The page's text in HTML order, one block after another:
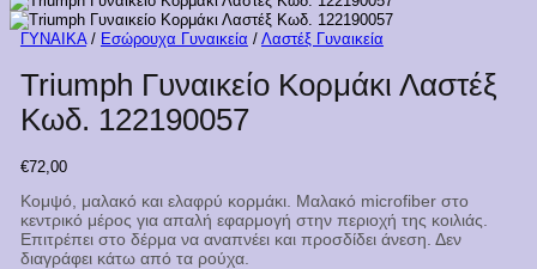
ΓΥΝΑΙΚΑ / Εσώρουχα Γυναικεία / Λαστέξ Γυναικεία
Triumph Γυναικείο Κορμάκι Λαστέξ
Κωδ. 122190057
€72,00
Kομψό, μαλακό και ελαφρύ κορμάκι. Μαλακό microfiber στο
κεντρικό μέρος για απαλή εφαρμογή στην περιοχή της κοιλιάς.
Επιτρέπει στο δέρμα να αναπνέει και προσδίδει άνεση. Δεν
διαγράφει κάτω από τα ρούχα.